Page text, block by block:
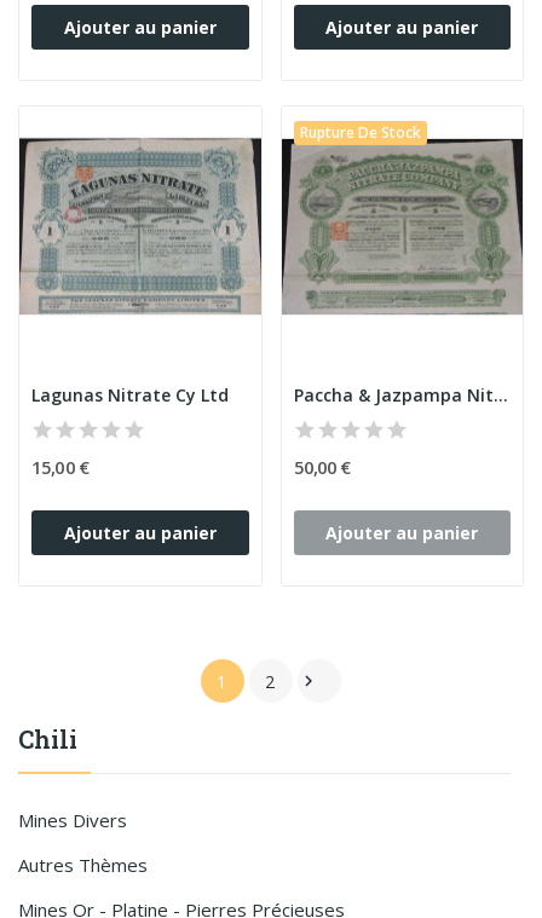
Chili
Mines Divers
Autres Thèmes
Mines Or - Platine - Pierres Précieuses
Ajouter au panier Ajouter au panier
Lagunas Nitrate Cy Ltd
15,00 €
Ajouter au panier
Rupture De Stock
Paccha & Jazpampa Nitrate Cy Ltd (5 Ac)
50,00 €
Ajouter au panier
1 2 